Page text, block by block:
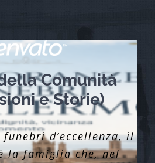
Comunità
e Storie)
d’eccellenza, il
la famiglia che, nel